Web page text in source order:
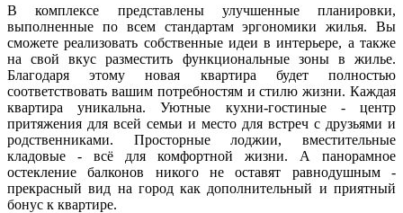
В комплексе представлены улучшенные планировки,
выполненные по всем стандартам эргономики жилья. Вы
сможете реализовать собственные идеи в интерьере, а также
на свой вкус разместить функциональные зоны в жилье.
Благодаря этому новая квартира будет полностью
соответствовать вашим потребностям и стилю жизни. Каждая
квартира уникальна. Уютные кухни-гостиные - центр
притяжения для всей семьи и место для встреч с друзьями и
родственниками. Просторные лоджии, вместительные
кладовые - всё для комфортной жизни. А панорамное
остекление балконов никого не оставят равнодушным -
прекрасный вид на город как дополнительный и приятный
бонус к квартире.